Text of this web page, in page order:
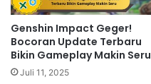
Genshin Impact Geger!
Bocoran Update Terbaru
Bikin Gameplay Makin Seru
Juli 11, 2025